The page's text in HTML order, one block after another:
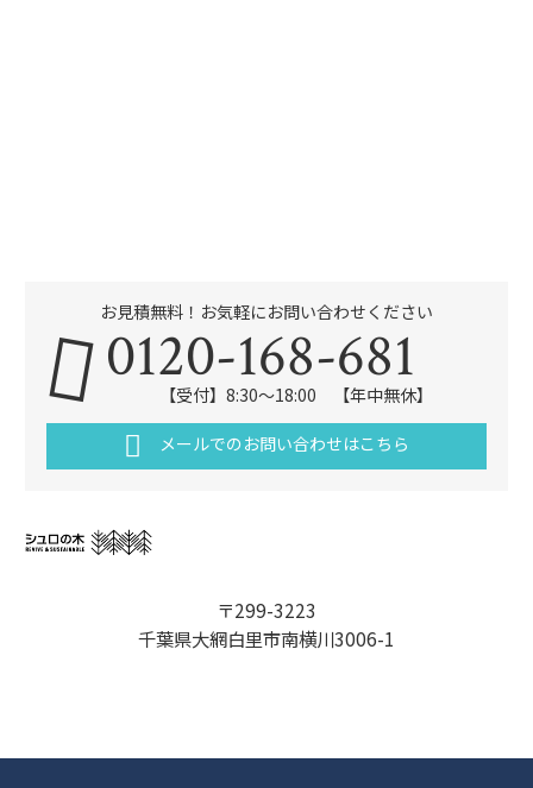
〒299-3223
千葉県大網白里市南横川3006-1
お見積無料！お気軽にお問い合わせください
0120-168-681
【受付】8:30～18:00 【年中無休】
メールでのお問い合わせはこちら